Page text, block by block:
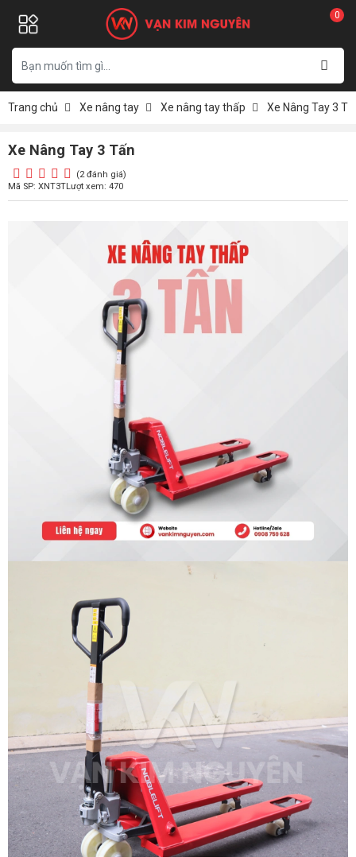
0
Trang chủ Xe nâng tay Xe nâng tay thấp Xe Nâng Tay 3
Xe Nâng Tay 3 Tấn
(2 đánh giá)
Mã SP: XNT3TLượt xem: 470